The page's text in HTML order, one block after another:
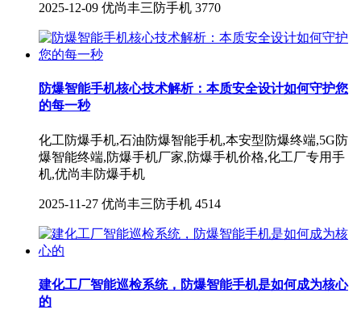
2025-12-09 优尚丰三防手机 3770
防爆智能手机核心技术解析：本质安全设计如何守护您
的每一秒
化工防爆手机,石油防爆智能手机,本安型防爆终端,5G防
爆智能终端,防爆手机厂家,防爆手机价格,化工厂专用手
机,优尚丰防爆手机
2025-11-27 优尚丰三防手机 4514
建化工厂智能巡检系统，防爆智能手机是如何成为核心
的